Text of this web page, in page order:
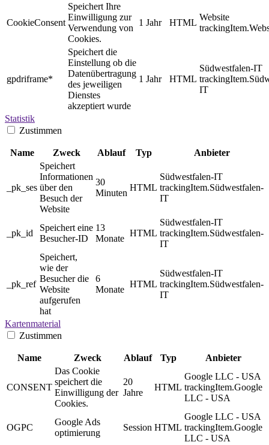
CookieConsent
Speichert Ihre
Einwilligung zur
Verwendung von
Cookies.
1 Jahr HTML
Website
gpdriframe*
Speichert die
Einstellung ob die
Datenübertragung
des jeweiligen
Dienstes
akzeptiert wurde
1 Jahr HTML
Südwestfalen-IT
IT
Statistik
Zustimmen
Name Zweck Ablauf Typ Anbieter
_pk_ses
Speichert
Informationen
über den
Besuch der
Website
30
Minuten
HTML
Südwestfalen-IT
trackingItem.Südwestfalen-
IT
_pk_id
Speichert eine
Besucher-ID
13
Monate
HTML
Südwestfalen-IT
trackingItem.Südwestfalen-
IT
_pk_ref
Speichert,
wie der
Besucher die
Website
aufgerufen
hat
6
Monate
HTML
Südwestfalen-IT
trackingItem.Südwestfalen-
IT
Kartenmaterial
Zustimmen
Name Zweck Ablauf Typ Anbieter
CONSENT
Das Cookie
speichert die
Einwilligung der
Cookies.
20
Jahre
HTML
Google LLC - USA
trackingItem.Google
LLC - USA
OGPC
Google Ads
optimierung
Session HTML
Google LLC - USA
trackingItem.Google
LLC - USA